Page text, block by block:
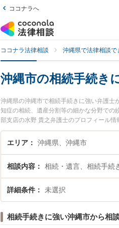
ココナラへ
ココナラ法律相談 沖縄県で法律相談で
沖縄市の相続手続き
沖縄県の沖縄市で相続手続きに強い弁護士
知症の相続、遺産分割等の細かな分野での
部支店の水野 貴之弁護士のプロフィール
い』『相続手続きのトラブル解決の実績
談者さんにおすすめです。
エリア 沖縄県、沖縄市
相談内容 相続・遺言、相続手続
詳細条件 未選択
相続手続きに強い沖縄市から相